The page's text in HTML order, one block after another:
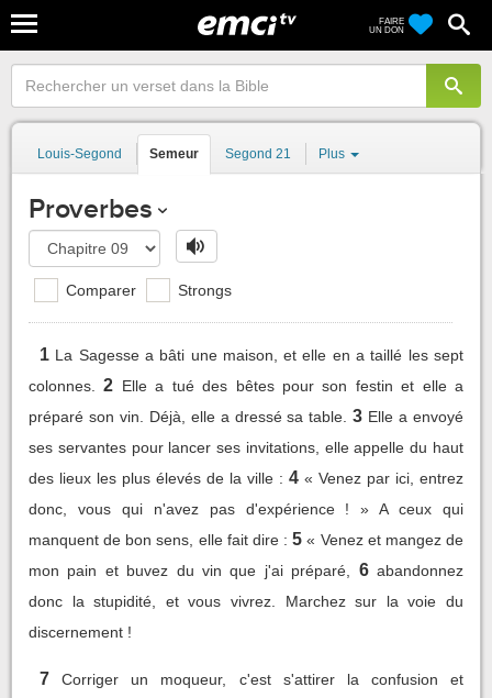
FAIRE
UN DON
Louis-Segond Semeur Segond 21 Plus
Proverbes
Comparer Strongs
1 La Sagesse a bâti une maison, et elle en a taillé les sept
colonnes.
2 Elle a tué des bêtes pour son festin et elle a
préparé son vin. Déjà, elle a dressé sa table. 3 Elle a envoyé
ses servantes pour lancer ses invitations, elle appelle du haut
des lieux les plus élevés de la ville : 4 « Venez par ici, entrez
donc, vous qui n'avez pas d'expérience ! » A ceux qui
manquent de bon sens, elle fait dire : 5 « Venez et mangez de
mon pain et buvez du vin que j'ai préparé,
6 abandonnez
donc la stupidité, et vous vivrez. Marchez sur la voie du
discernement !
7
Corriger un moqueur, c'est s'attirer la confusion et